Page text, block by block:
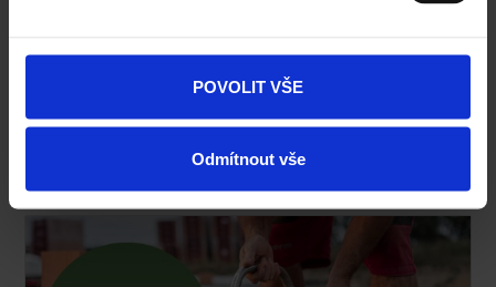
POVOLIT VŠE
Odmítnout vše